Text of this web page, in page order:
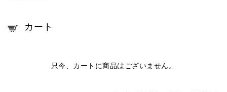
カート
只今、カートに商品はございません。